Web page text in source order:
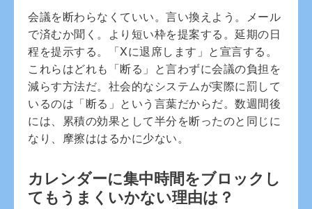
会議を断わらなくていい。言い換えよう。メール
で済むか聞く。より短い枠を提案する。延期の日
程を提示する。「Xに退席します」と宣言する。
これらはどれも「断る」と言わずに会議の負担を
減らす方法だ。社会的なシステムが実際に罰して
いるのは「断る」という言葉だからだ。数週間後
には、累積の効果として半分を断ったのと同じに
なり、摩擦ははるかに少ない。
カレンダーに集中時間をブロックし
てもうまくいかない理由は？